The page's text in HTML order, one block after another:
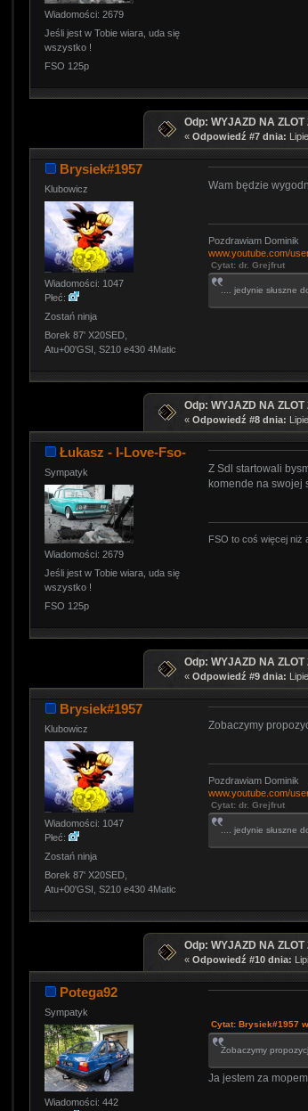
Wiadomości: 2679
Jeśli jest w Tobie wiara, uda się
wszystko !
FSO 125p
Odp: WYJAZD NA ZLOT
« Odpowiedź #7 dnia:
Brysiek#1957
Klubowicz
Wiadomości: 1047
Płeć:
Zostań ninja
Borek 87' X20SED,
Atu+00'GSI, S210 e430 4Matic
Wam będzie
Pozdrawiam Dominik
www.youtube.com/
Cytat: dr. Grejfrut
.... jedynie słuszne
Odp: WYJAZD NA ZLOT
« Odpowiedź #8 dnia:
Łukasz - I-Love-Fso-
Sympatyk
Wiadomości: 2679
Jeśli jest w Tobie wiara, uda się
wszystko !
FSO 125p
Z Sdl startowali
komende na swojej
FSO to coś więcej niż
Odp: WYJAZD NA ZLOT
« Odpowiedź #9 dnia:
Brysiek#1957
Klubowicz
Wiadomości: 1047
Płeć:
Zostań ninja
Borek 87' X20SED,
Atu+00'GSI, S210 e430 4Matic
Zobaczymy
Pozdrawiam Dominik
www.youtube.com/
Cytat: dr. Grejfrut
.... jedynie słuszne
Odp: WYJAZD NA ZLOT
« Odpowiedź #10 dnia:
Potega92
Sympatyk
Wiadomości: 442
Cytat: Brysiek#1957
Zobaczymy
Ja jestem za